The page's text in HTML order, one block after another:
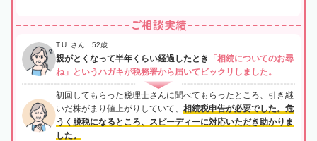
ご相談実績
T.U. さん 52歳
親がとくなって半年くらい経過したとき
「相続についてのお尋
ね」というハガキが税務署から届いてビックリしました。
初回してもらった税理士さんに聞べてもらったところ、引き継
いだ株がまり値上がりしていて、 相続税申告が必要でした。危
うく脱税になるところ、スピーディーに対応いただき助かりま
した。